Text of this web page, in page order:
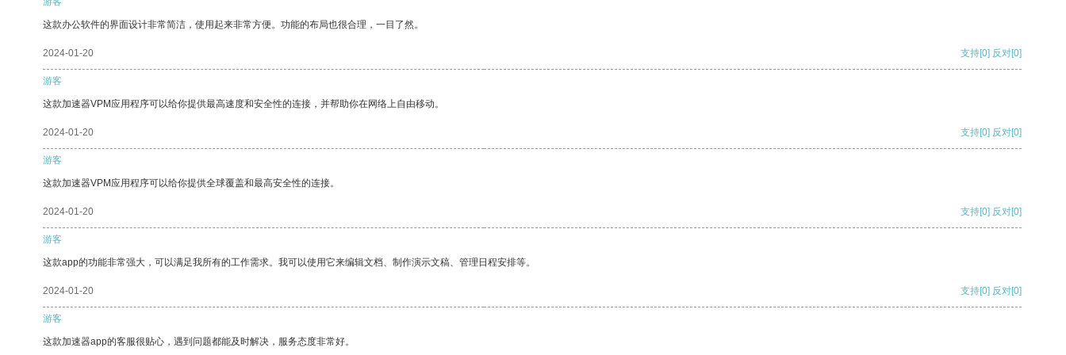
这款办公软件的界面设计非常简洁，使用起来非常方便。功能的布局也很合理，一目了然。
2024-01-20 支持[0] 反对[0]
游客
这款加速器VPM应用程序可以给你提供最高速度和安全性的连接，并帮助你在网络上自由移动。
2024-01-20 支持[0] 反对[0]
游客
这款加速器VPM应用程序可以给你提供全球覆盖和最高安全性的连接。
2024-01-20 支持[0] 反对[0]
游客
这款app的功能非常强大，可以满足我所有的工作需求。我可以使用它来编辑文档、制作演示文稿、管理日程安排等。
2024-01-20 支持[0] 反对[0]
游客
这款加速器app的客服很贴心，遇到问题都能及时解决，服务态度非常好。